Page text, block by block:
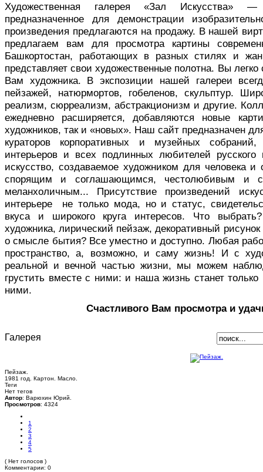
Художественная галерея «Зал Искусства» —
предназначенное для демонстрации
произведения предлагаются на продажу. В нашей
предлагаем вам для просмотра картины
Башкортостан, работающих в разных стилях и
представляет свои художественные полотна. Вы
Вам художника. В экспозиции нашей галереи
пейзажей, натюрмортов, гобеленов, скульптур.
реализм, сюрреализм, абстракционизм и другие.
ежедневно расширяется, добавляются новые
художников, так и «новых». Наш сайт предназначен
кураторов корпоративных и музейных
интерьеров и всех подлинных любителей
искусство, создаваемое художником для человека и
спорящим и соглашающимся, честолюбивым и
меланхоличным... Присутствие произведений
интерьере не только мода, но и статус,
вкуса и широкого круга интересов. Что
художника, лирический пейзаж, декоративный
о смысле бытия? Все уместно и доступно. Любая
пространство, а, возможно, и саму жизнь! И с
реальной и вечной частью жизни, мы можем
грустить вместе с ними: и наша жизнь станет только
ними.
Счастливого Вам просмотра и
Галерея
Пейзаж.
1981 год. Картон. Масло.
Теги
Нет тегов
Автор: Варюхин Юрий.
Просмотров: 4324
1
2
3
4
5
( Нет голосов )
Комментарии: 0